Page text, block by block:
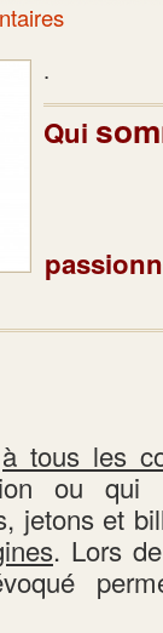
.
Qui
à tous les
ou qui
jetons et
. Lors